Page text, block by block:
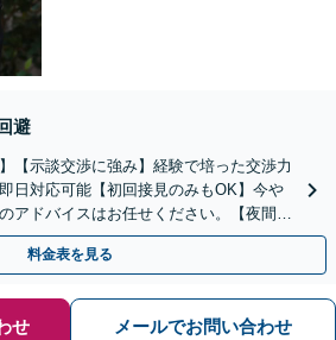
避
【示談交渉に強み】経験で培った交渉力
日対応可能【初回接見のみもOK】今や
アドバイスはお任せください。【夜間／
料金表を見る
せ メールでお問い合わせ